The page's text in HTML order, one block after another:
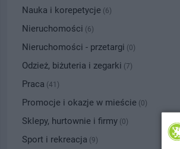
Nauka i korepetycje (6)
Nieruchomości (6)
Nieruchomości - przetargi (0)
Odzież, biżuteria i zegarki (7)
Praca (41)
Promocje i okazje w mieście (0)
Sklepy, hurtownie i firmy (0)
Sport i rekreacja (9)